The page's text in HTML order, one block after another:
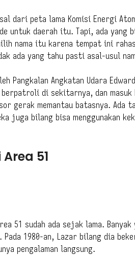
dari peta lama Komisi Energi
untuk daerah itu. Tapi, ada yang
nama itu karena tempat ini
ada yang tahu pasti asal-usul
Pangkalan Angkatan Udara
di sekitarnya, dan
gerak memantau batasnya. Ada
juga bilang bisa menggunakan
51
51 sudah ada sejak lama.
Pada 1980-an, Lazar bilang dia
pengalaman langsung.